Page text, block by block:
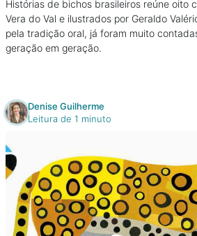
Colunas
Colecionáveis
E-Books
Eventos
Histórias de bichos brasileiros reúne oito
Vera do Val e ilustrados por Geraldo
pela tradição oral, já foram muito
geração em geração.
Denise Guilherme
Leitura de 1 minuto